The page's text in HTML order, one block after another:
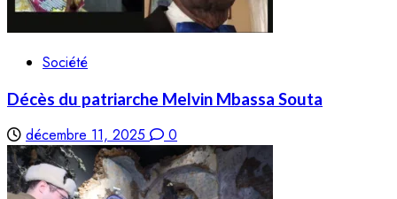
Société
Décès du patriarche Melvin Mbassa Souta
décembre 11, 2025 0